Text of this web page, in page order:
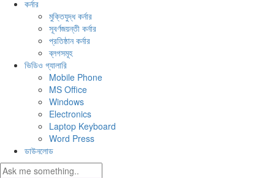
কর্নার
মুক্তিযুদ্ধ কর্নার
সূবর্ণজয়ন্তী কর্নার
প্রতিষ্ঠান কর্নার
ব্লগসমূহ
ভিডিও গ্যালারি
Mobile Phone
MS Office
Windows
Electronics
Laptop Keyboard
Word Press
ডাউনলোড